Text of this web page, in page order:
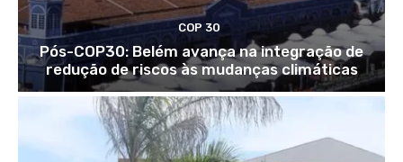
COP 30
Pós-COP30: Belém avança na integração de
redução de riscos às mudanças climáticas